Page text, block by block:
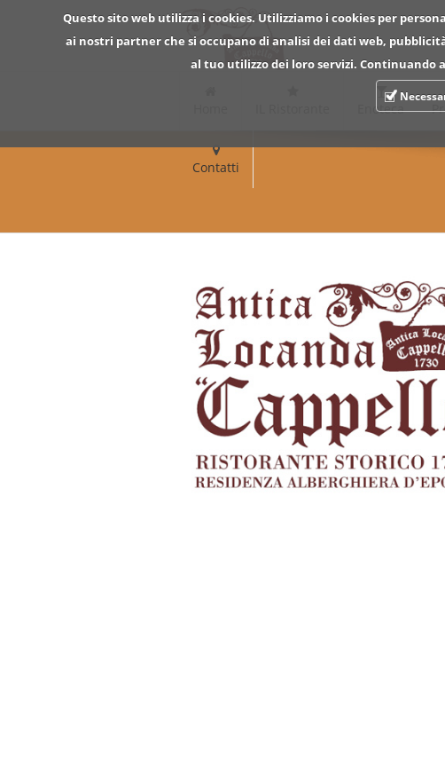
Questo sito web utilizza i cookies. Utilizziamo i cookies per
ai nostri partner che si occupano di analisi dei dati web,
al tuo utilizzo dei loro servizi. Continuando
Enoteca
Contatti